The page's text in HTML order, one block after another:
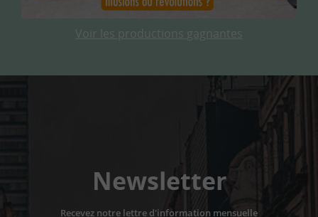
Voir les productions gagnantes
Newsletter
Recevez notre lettre d'information mensuelle